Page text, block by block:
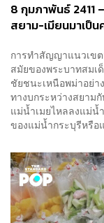
8 กุมภาพันธ์
สยาม-เมียนมาเป็น
การทำสัญญาแนวเข
สมัยของพระบาทสมเ
ชัยชนะเหนือพม่าอย่า
ทางบกระหว่างสยาม
แม่น้ำเมยไหลลงแม่น้
ของแม่น้ำกระบุรีหรื